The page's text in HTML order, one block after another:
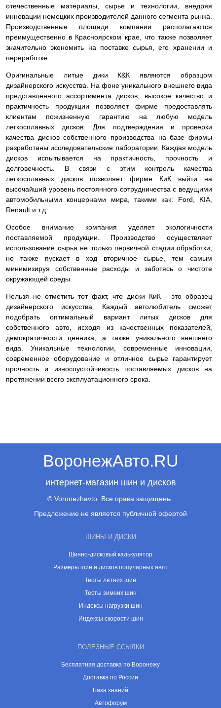
отечественные материалы, сырье и технологии, внедряя
инновации немецких производителей данного сегмента рынка.
Производственные площади компании располагаются
преимущественно в Красноярском крае, что также позволяет
значительно экономить на поставке сырья, его хранении и
переработке.
Оригинальные литые дики К&К являются образцом
дизайнерского искусства. На фоне уникального внешнего вида
представленного ассортимента дисков, высокое качество и
практичность продукции позволяет фирме предоставлять
клиентам пожизненную гарантию на любую модель
легкосплавных дисков. Для подтверждения и проверки
качества дисков собственного производства на базе фирмы
разработаны исследовательские лаборатории. Каждая модель
дисков испытывается на практичность, прочность и
долговечность. В связи с этим контроль качества
легкосплавных дисков позволяет фирме КиК выйти на
высочайший уровень постоянного сотрудничества с ведущими
автомобильными концернами мира, такими как: Ford, KIA,
Renault и т.д.
Особое внимание компания уделяет экологичности
поставляемой продукции. Производство осуществляет
использование сырья не только первичной стадии обработки,
но также пускает в ход вторичное сырье, тем самым
минимизируя собственные расходы и заботясь о чистоте
окружающей среды.
Нельзя не отметить тот факт, что диски КиК - это образец
дизайнерского искусства. Каждый автолюбитель сможет
подобрать оптимальный вариант литых дисков для
собственного авто, исходя из качественных показателей,
демократичности ценника, а также уникального внешнего
вида. Уникальные технологии, современные инновации,
современное оборудование и отличное сырье гарантирует
прочность и износоустойчивость поставляемых дисков на
протяжении всего эксплуатационного срока.
ВоронежАвто.RU
интернет-магазин шин и дисков
© Voronezhavto. Все права защищены.
Предложение не является публичной офертой
ШИНЫ И ДИСКИ
Шинно-дисковый калькулятор
Размеры шин и дисков популярных авто
Тесты летних шин
Тесты зимних шин
Индексы нагрузки шин
Индексы скорости шин
ПОЛЕЗНЫЕ ССЫЛКИ
Бесплатная доставка по Воронежу
Доставка по России
База знаний
Автофорум